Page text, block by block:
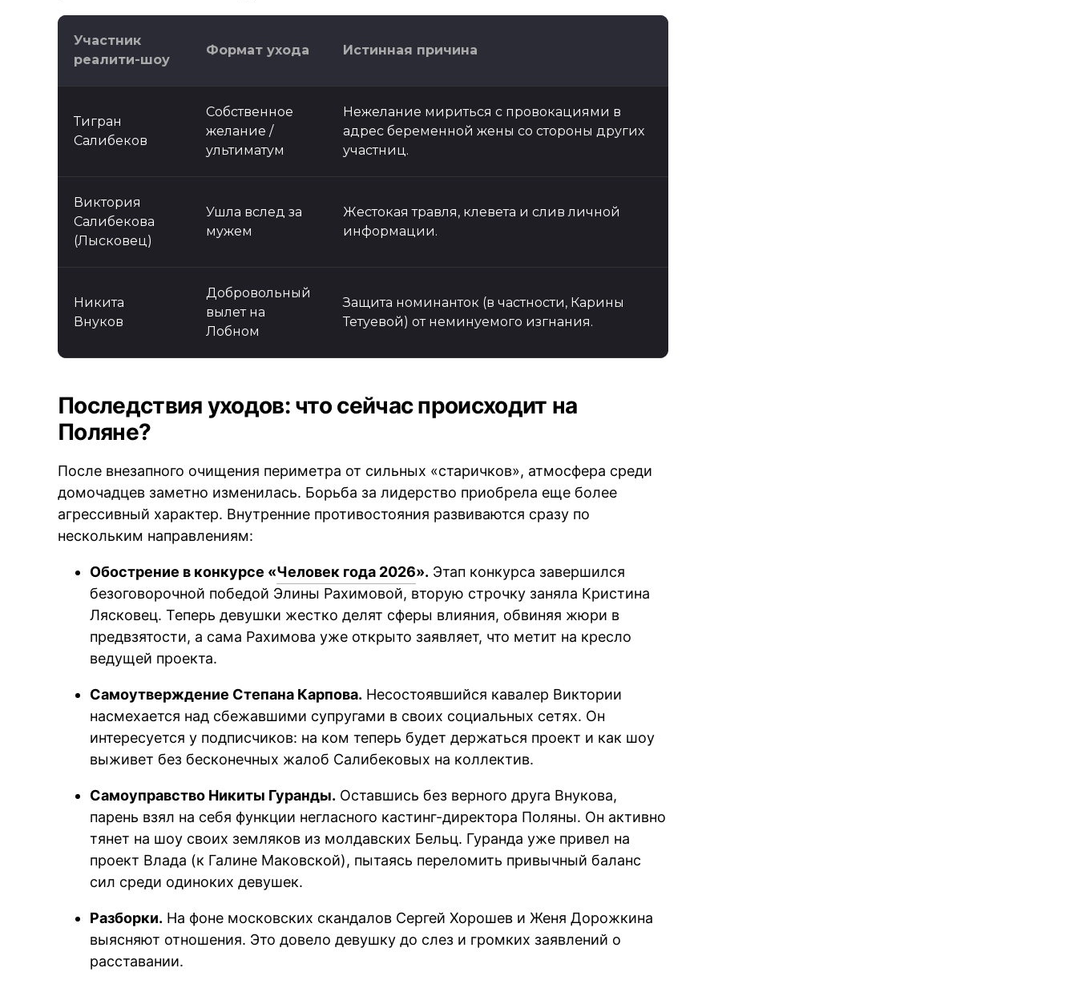
Участник
реалити-шоу
Формат ухода Истинная причина
Тигран
Салибеков
Собственное
желание /
ультиматум
Нежелание мириться с провокациями в
адрес беременной жены со стороны других
участниц.
Виктория
Салибекова
(Лысковец)
Ушла вслед за
мужем
Жестокая травля, клевета и слив личной
информации.
Никита
Внуков
Добровольный
вылет на
Лобном
Защита номинанток (в частности, Карины
Тетуевой) от неминуемого изгнания.
Последствия уходов: что сейчас происходит на
Поляне?
После внезапного очищения периметра от сильных «старичков», атмосфера среди
домочадцев заметно изменилась. Борьба за лидерство приобрела еще более
агрессивный характер. Внутренние противостояния развиваются сразу по
нескольким направлениям:
Обострение в конкурсе «Человек года 2026». Этап конкурса завершился
безоговорочной победой Элины Рахимовой, вторую строчку заняла Кристина
Лясковец. Теперь девушки жестко делят сферы влияния, обвиняя жюри в
предвзятости, а сама Рахимова уже открыто заявляет, что метит на кресло
ведущей проекта.
Самоутверждение Степана Карпова. Несостоявшийся кавалер Виктории
насмехается над сбежавшими супругами в своих социальных сетях. Он
интересуется у подписчиков: на ком теперь будет держаться проект и как шоу
выживет без бесконечных жалоб Салибековых на коллектив.
Самоуправство Никиты Гуранды. Оставшись без верного друга Внукова,
парень взял на себя функции негласного кастинг-директора Поляны. Он активно
тянет на шоу своих земляков из молдавских Бельц. Гуранда уже привел на
проект Влада (к Галине Маковской), пытаясь переломить привычный баланс
сил среди одиноких девушек.
Разборки. На фоне московских скандалов Сергей Хорошев и Женя Дорожкина
выясняют отношения. Это довело девушку до слез и громких заявлений о
расставании.